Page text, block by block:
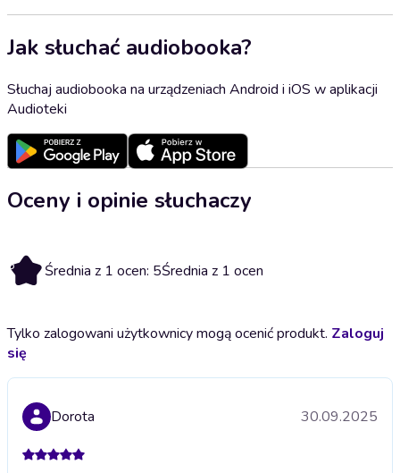
Jak słuchać audiobooka?
Słuchaj audiobooka na urządzeniach Android i iOS w aplikacji
Audioteki
Oceny i opinie słuchaczy
5 Średnia z 1 ocen: 5Średnia z 1 ocen
Tylko zalogowani użytkownicy mogą ocenić produkt. Zaloguj
się
Dorota 30.09.2025